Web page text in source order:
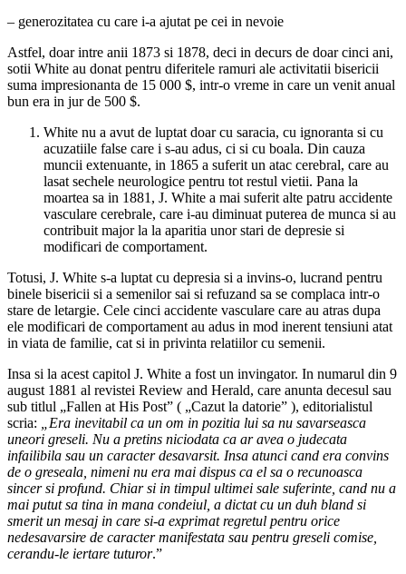
– generozitatea cu care i-a ajutat pe cei in nevoie
Astfel, doar intre anii 1873 si 1878, deci in decurs de doar cinci ani,
sotii White au donat pentru diferitele ramuri ale activitatii bisericii
suma impresionanta de 15 000 $, intr-o vreme in care un venit anual
bun era in jur de 500 $.
White nu a avut de luptat doar cu saracia, cu ignoranta si cu
acuzatiile false care i s-au adus, ci si cu boala. Din cauza
muncii extenuante, in 1865 a suferit un atac cerebral, care au
lasat sechele neurologice pentru tot restul vietii. Pana la
moartea sa in 1881, J. White a mai suferit alte patru accidente
vasculare cerebrale, care i-au diminuat puterea de munca si au
contribuit major la la aparitia unor stari de depresie si
modificari de comportament.
Totusi, J. White s-a luptat cu depresia si a invins-o, lucrand pentru
binele bisericii si a semenilor sai si refuzand sa se complaca intr-o
stare de letargie. Cele cinci accidente vasculare care au atras dupa
ele modificari de comportament au adus in mod inerent tensiuni atat
in viata de familie, cat si in privinta relatiilor cu semenii.
Insa si la acest capitol J. White a fost un invingator. In numarul din 9
august 1881 al revistei Review and Herald, care anunta decesul sau
sub titlul „Fallen at His Post” ( „Cazut la datorie” ), editorialistul
scria:
„Era inevitabil ca un om in pozitia lui sa nu savarseasca
uneori greseli. Nu a pretins niciodata ca ar avea o judecata
infailibila sau un caracter desavarsit. Insa atunci cand era convins
de o greseala, nimeni nu era mai dispus ca el sa o recunoasca
sincer si profund. Chiar si in timpul ultimei sale suferinte, cand nu a
mai putut sa tina in mana condeiul, a dictat cu un duh bland si
smerit un mesaj in care si-a exprimat regretul pentru orice
nedesavarsire de caracter manifestata sau pentru greseli comise,
cerandu-le iertare tuturor.”